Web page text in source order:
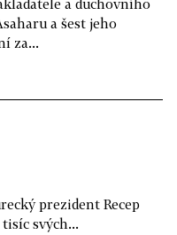
a duchovního
a šest jeho
za...
prezident Recep
svých...